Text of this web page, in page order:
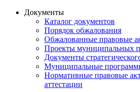
Документы
Каталог документов
Порядок обжалования
Обжалованные правовые
Проекты муниципальных
Документы
Муниципальные
Нормативные правовые
аттестации